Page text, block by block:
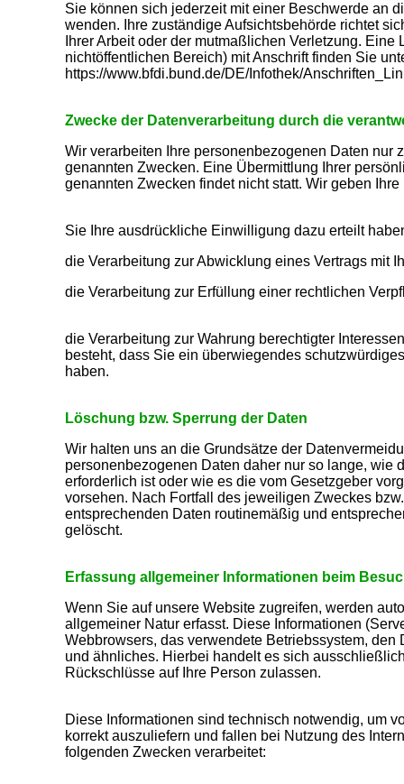
Sie können sich jederzeit mit einer Beschwerde an
wenden. Ihre zuständige Aufsichtsbehörde richtet
Ihrer Arbeit oder der mutmaßlichen Verletzung.
nichtöffentlichen Bereich) mit Anschrift finden Sie
https://www.bfdi.bund.de/DE/Infothek/
Zwecke der Datenverarbeitung durch die
Wir verarbeiten Ihre personenbezogenen Daten nur
genannten Zwecken. Eine Übermittlung Ihrer
genannten Zwecken findet nicht statt. Wir geben
Sie Ihre ausdrückliche Einwilligung dazu erteilt
die Verarbeitung zur Abwicklung eines Vertrags mit
die Verarbeitung zur Erfüllung einer rechtlichen
die Verarbeitung zur Wahrung berechtigter
besteht, dass Sie ein überwiegendes
haben.
Löschung bzw. Sperrung der Daten
Wir halten uns an die Grundsätze der
personenbezogenen Daten daher nur so lange, wie
erforderlich ist oder wie es die vom Gesetzgeber
vorsehen. Nach Fortfall des jeweiligen Zweckes
entsprechenden Daten routinemäßig und
gelöscht.
Erfassung allgemeiner Informationen beim
Wenn Sie auf unsere Website zugreifen, werden
allgemeiner Natur erfasst. Diese Informationen
Webbrowsers, das verwendete Betriebssystem,
und ähnliches. Hierbei handelt es sich
Rückschlüsse auf Ihre Person zulassen.
Diese Informationen sind technisch notwendig, um
korrekt auszuliefern und fallen bei Nutzung des
folgenden Zwecken verarbeitet: